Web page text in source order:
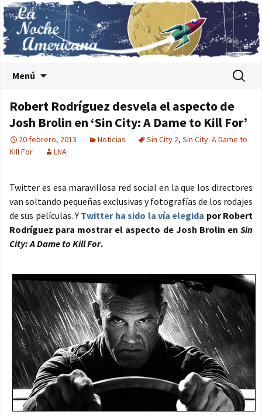
Menú Buscar:
Robert Rodríguez desvela el aspecto de
Josh Brolin en ‘Sin City: A Dame to Kill For’
20 febrero, 2013 Noticias Sin City 2, Sin City: A Dame to
Kill For
LNA
Twitter es esa maravillosa red social en la que los directores
van soltando pequeñas exclusivas y fotografías de los rodajes
de sus películas. Y Twitter ha sido la vía elegida por Robert
Rodríguez para mostrar el aspecto de Josh Brolin en Sin
City: A Dame to Kill For.